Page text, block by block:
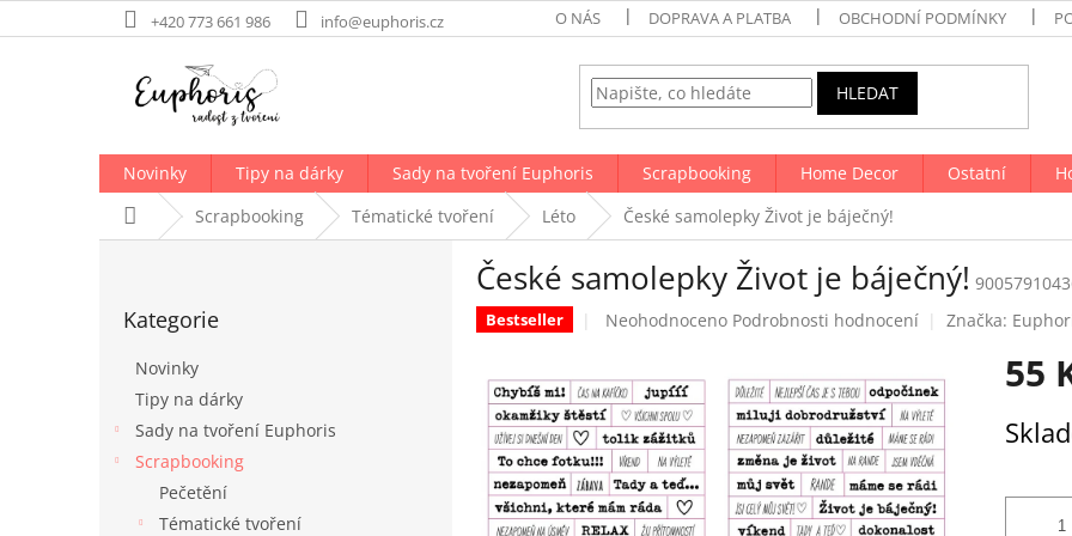
na
+420 773 661 986 info@euphoris.cz O NÁS DOPRAVA A PLATBA OBCHODNÍ PODMÍNKY
HLEDAT
Novinky Tipy na dárky Sady na tvoření Euphoris Scrapbooking Home Decor Ostatní
Domů Scrapbooking Tématické tvoření Léto České samolepky Život je báječný!
kategorie
Kategorie
Novinky
Tipy na dárky
Sady na tvoření Euphoris
Scrapbooking
Pečetění
Tématické tvoření
České samolepky Život je báječný!
Bestseller
Průměrné
je
0,0
z
5
hvězdiček.
Neohodnoceno Podrobnosti hodnocení Značka:
55
cena: